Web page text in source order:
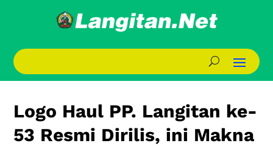
Logo Haul PP. Langitan ke-
53 Resmi Dirilis, ini Makna